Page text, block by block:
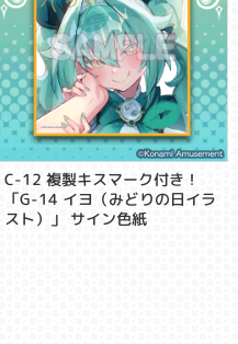
C-12 複製キスマーク付き！
「G-14 イヨ（みどりの日イラ
スト）」 サイン色紙